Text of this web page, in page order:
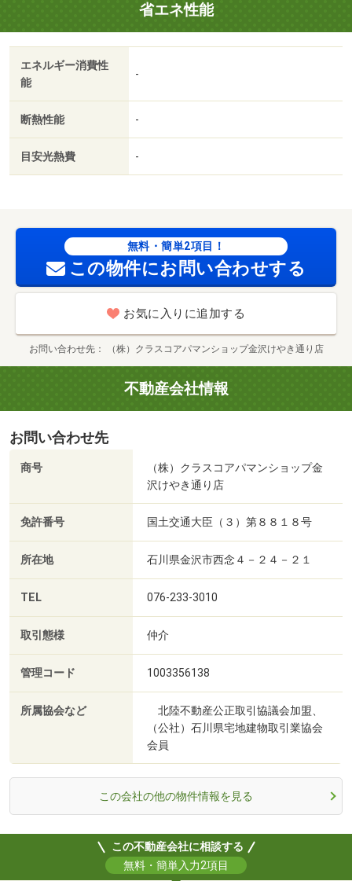
焚機能浴室／温水洗浄便座／駐輪場／宅配ボックス／即入
居可／最上階／敷金不要／照明付／全居室洋室／保証人不
要／ネット使用料不要／浴室１坪以上／２駅利用可／駅徒
歩１０分以内／全居室６畳以上／プロパンガス／礼金１ヶ
月／保証会社利用可／アルビス（株）／野々市三納店（ス
８ｍ／コープいしかわコープおおぬか（スーパー）まで１
０５４ｍ／マックスバリュ野々市店（スーパー）まで１２
３３ｍ／スギ薬局（その他）まで１３１２ｍ／バロー金沢
省エネ性能
エネルギー消費性
能
-
断熱性能 -
目安光熱費 -
無料・簡単2項目！
この物件にお問い合わせする
お気に入りに追加する
お問い合わせ先 （株）クラスコアパマンショップ金沢けやき通り店
不動産会社情報
お問い合わせ先
商号
（株）クラスコアパマンショップ金
沢けやき通り店
免許番号 国土交通大臣（３）第８８１８号
所在地 石川県金沢市西念４－２４－２１
TEL 076-233-3010
取引態様 仲介
管理コード 1003356138
所属協会など
北陸不動産公正取引協議会加盟、
（公社）石川県宅地建物取引業協会
会員
この会社の他の物件情報を見る
この不動産会社に相談する
無料・簡単入力2項目